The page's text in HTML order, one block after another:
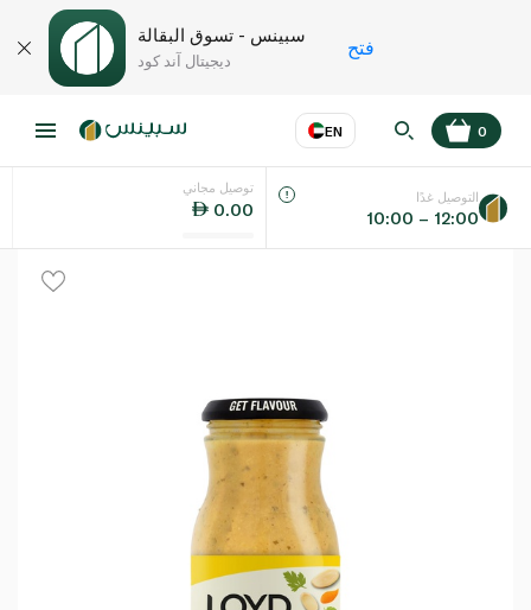
سبينس - تسوق البقالة
ديجيتال آند كود
فتح
EN
اللغة عر
0
توصيل مجاني
0.00
التوصيل غدًا
10:00 – 12:00